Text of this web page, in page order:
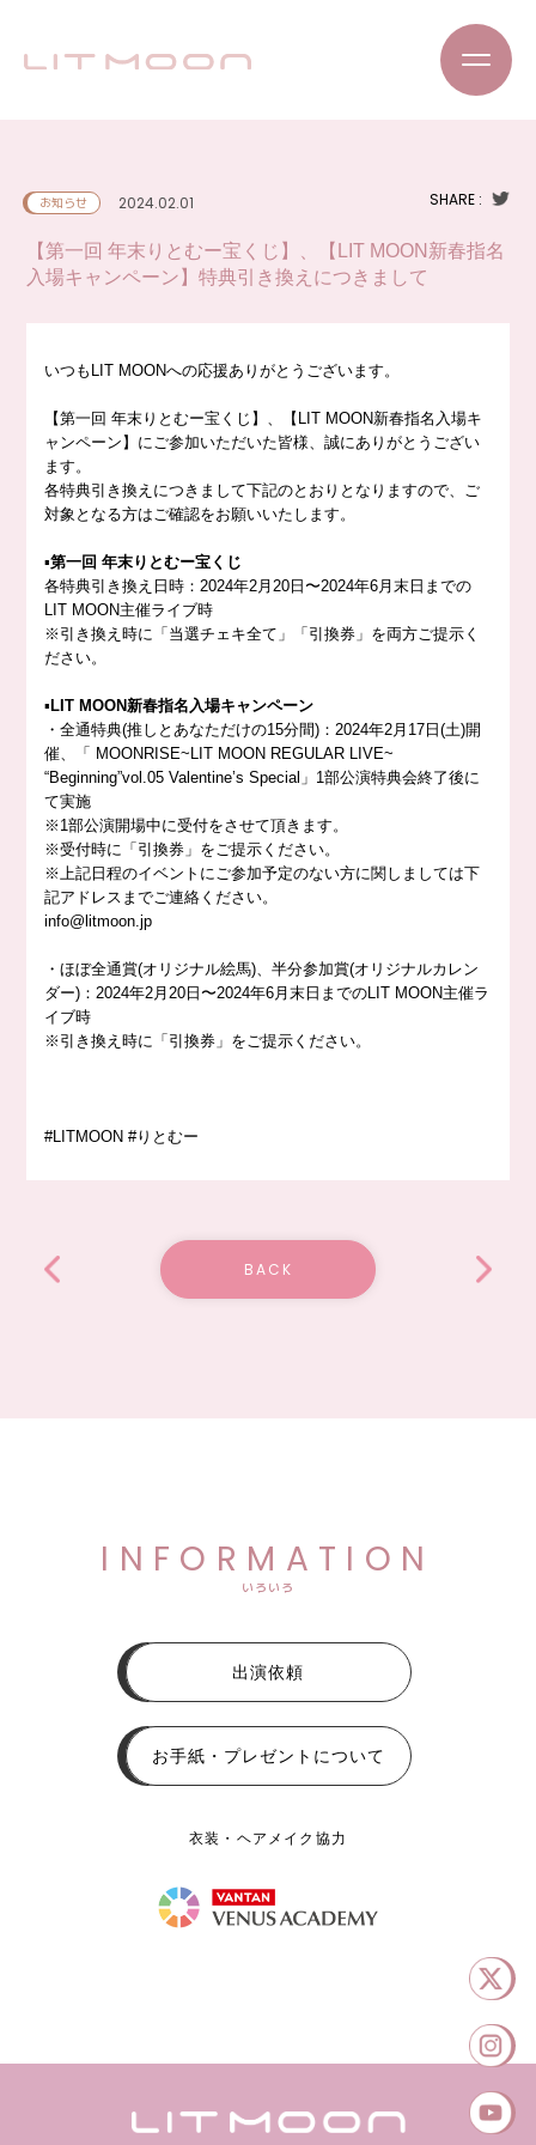
お知らせ 2024.02.01 SHARE :
【第一回 年末りとむー宝くじ】、【LIT MOON新春指名
入場キャンペーン】特典引き換えにつきまして
いつもLIT MOONへの応援ありがとうございます。
【第一回 年末りとむー宝くじ】、【LIT MOON新春指名入場キ
ャンペーン】にご参加いただいた皆様、誠にありがとうござい
ます。
各特典引き換えにつきまして下記のとおりとなりますので、ご
対象となる方はご確認をお願いいたします。
▪︎第一回 年末りとむー宝くじ
各特典引き換え日時：2024年2月20日〜2024年6月末日までの
LIT MOON主催ライブ時
※引き換え時に「当選チェキ全て」「引換券」を両方ご提示く
ださい。
▪︎ LIT MOON新春指名入場キャンペーン
・全通特典(推しとあなただけの15分間)：2024年2月17日(土)開
催、「 MOONRISE~LIT MOON REGULAR LIVE~
“Beginning”vol.05 Valentine’s Special」1部公演特典会終了後に
て実施
※1部公演開場中に受付をさせて頂きます。
※受付時に「引換券」をご提示ください。
※上記日程のイベントにご参加予定のない方に関しましては下
記アドレスまでご連絡ください。
info@litmoon.jp
・ほぼ全通賞(オリジナル絵馬)、半分参加賞(オリジナルカレン
ダー)：2024年2月20日〜2024年6月末日までのLIT MOON主催ラ
イブ時
※引き換え時に「引換券」をご提示ください。
#LITMOON #りとむー
BACK
INFORMATION
いろいろ
出演依頼
お手紙・プレゼントについて
衣装・ヘアメイク協力